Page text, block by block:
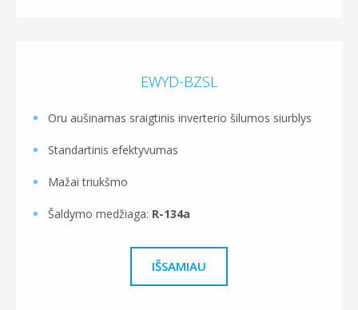
EWYD-BZSL
Oru aušinamas sraigtinis inverterio šilumos siurblys
Standartinis efektyvumas
Mažai triukšmo
Šaldymo medžiaga: R-134a
IŠSAMIAU